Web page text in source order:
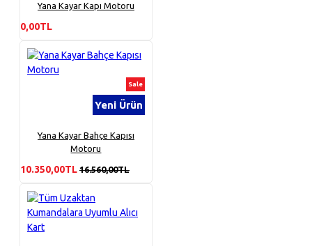
Yana Kayar Kapı Motoru
0,00TL
Sale
Yeni Ürün
Yana Kayar Bahçe Kapısı
Motoru
10.350,00TL 16.560,00TL